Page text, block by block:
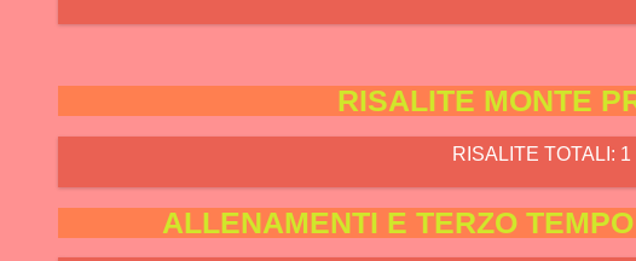
RISALITE MONTE
RISALITE TOTALI: 1
ALLENAMENTI E TERZO